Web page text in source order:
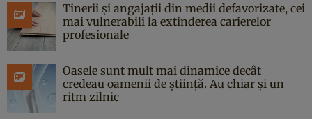
Tinerii și angajații din medii defavorizate, cei
mai vulnerabili la extinderea carierelor
profesionale
Oasele sunt mult mai dinamice decât
credeau oamenii de știință. Au chiar și un
ritm zilnic